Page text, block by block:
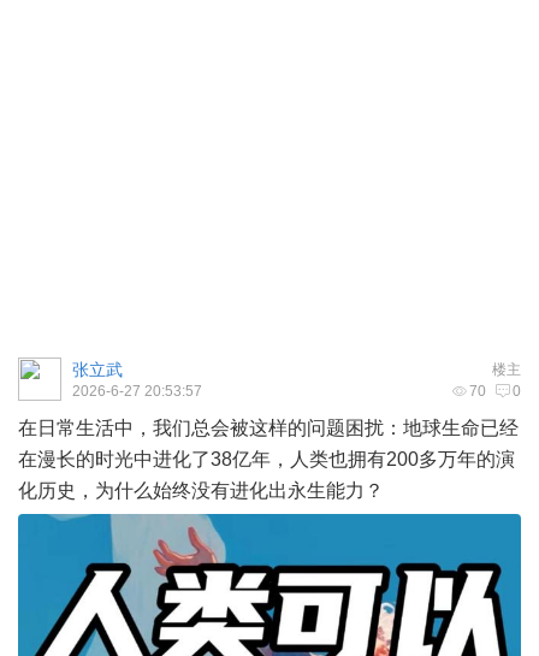
楼主
张立武
70 0
2026-6-27 20:53:57
在日常生活中，我们总会被这样的问题困扰：地球生命已经
在漫长的时光中进化了38亿年，人类也拥有200多万年的演
化历史，为什么始终没有进化出永生能力？